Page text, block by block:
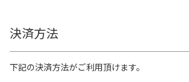
決済方法
下記の決済方法がご利用頂けます。